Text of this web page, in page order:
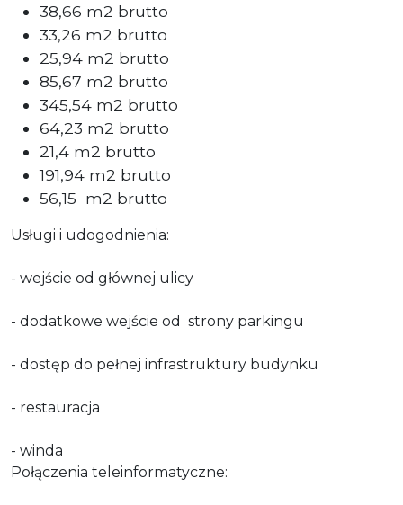
38,66 m2 brutto
33,26 m2 brutto
25,94 m2 brutto
85,67 m2 brutto
345,54 m2 brutto
64,23 m2 brutto
21,4 m2 brutto
191,94 m2 brutto
56,15 m2 brutto
Usługi i udogodnienia:
- wejście od głównej ulicy
- dodatkowe wejście od strony parkingu
- dostęp do pełnej infrastruktury budynku
- restauracja
- winda
Połączenia teleinformatyczne: